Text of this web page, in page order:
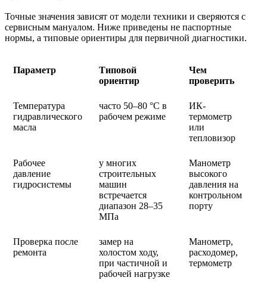
Точные значения зависят от модели техники и сверяются с
сервисным мануалом. Ниже приведены не паспортные
нормы, а типовые ориентиры для первичной диагностики.
Параметр
Типовой
ориентир
Чем
проверить
Температура
гидравлического
масла
часто 50–80 °C в
рабочем режиме
ИК-
термометр
или
тепловизор
Рабочее
давление
гидросистемы
у многих
строительных
машин
встречается
диапазон 28–35
МПа
Манометр
высокого
давления на
контрольном
порту
Проверка после
ремонта
замер на
холостом ходу,
при частичной и
рабочей нагрузке
Манометр,
расходомер,
термометр